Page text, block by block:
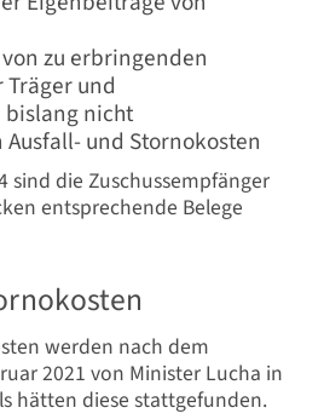
zu erbringenden
und
bislang nicht
und Stornokosten
sind die Zuschussempfänger
entsprechende Belege
werden nach dem
2021 von Minister Lucha in
hätten diese stattgefunden.